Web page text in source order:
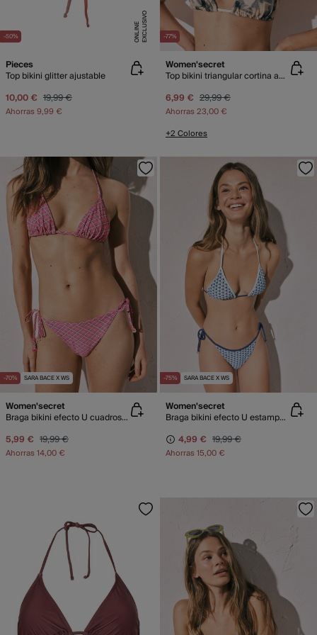
-50% E
X
C
L
U
SI
V
O
O
N
LI
N
E
Pieces
Top bikini glitter ajustable
10,00 € 19,99 €
Ahorras9,99 €
-77%
Women'secret
Top bikini triangular cortina animal gris
6,99 € 29,99 €
Ahorras23,00 €
+2 Colores
-70% SARA BACE X WS
Women'secret
Braga bikini efecto U cuadros rosa
5,99 € 19,99 €
Ahorras14,00 €
-75% SARA BACE X WS
Women'secret
Braga bikini efecto U estampado azul
4,99 € 19,99 €
Ahorras15,00 €